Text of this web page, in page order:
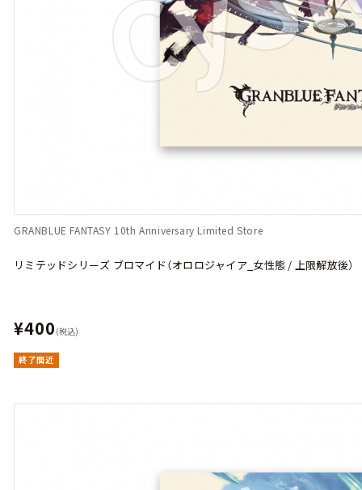
GRANBLUE FANTASY 10th Anniversary Limited Store
リミテッドシリーズ ブロマイド（オロロジャイア_女性態 / 上限解放後）
¥400 (税込)
終了間近